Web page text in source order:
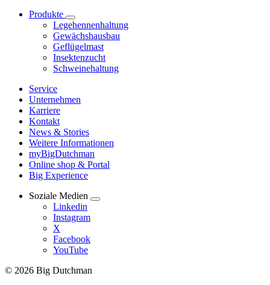
Produkte
Legehennenhaltung
Gewächshausbau
Geflügelmast
Insektenzucht
Schweinehaltung
Service
Unternehmen
Karriere
Kontakt
News & Stories
Weitere Informationen
myBigDutchman
Online shop & Portal
Big Experience
Soziale Medien
Linkedin
Instagram
X
Facebook
YouTube
© 2026 Big Dutchman